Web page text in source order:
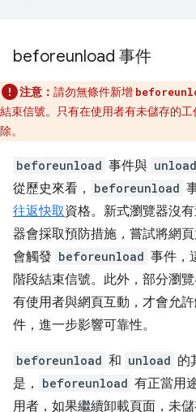
beforeunload 事件
注意： 請勿無條件新增
結束信號。只有在使用者有未儲存的
除。
beforeunload 事件與 unload
從歷史來看，
beforeunload
往返快取資格。新式瀏覽器沒
器會採取預防措施，嘗試將網
會觸發 beforeunload 事件，
階段結束信號。此外，部分瀏
有使用者與網頁互動，才會允
件，進一步影響可靠性。
beforeunload 和 unload 的
是，
beforeunload 有正當用
用者，如果繼續卸載頁面，未儲